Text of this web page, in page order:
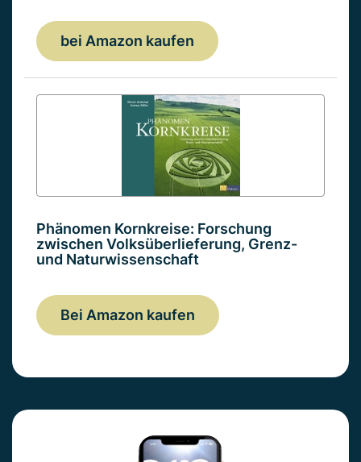
bei Amazon kaufen
Phänomen Kornkreise: Forschung
zwischen Volksüberlieferung, Grenz-
und Naturwissenschaft
Bei Amazon kaufen